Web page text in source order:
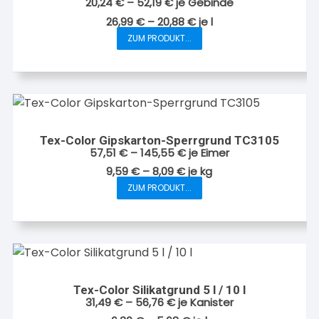
auf
der
Produktseite
werden
26,99€–20,88€jel
ZUM PRODUKT...
Dieses
weist
mehrere
Varianten
Die
Optionen
können
auf
gewählt
Tex-Color Gipskarton-Sperrgrund TC3105
57,51 €–145,55€je Eimer
9,59€–8,09€jekg
ZUM PRODUKT...
Dieses
weist
mehrere
Varianten
Die
Optionen
Tex-Color Silikatgrund 5 l / 10 l
31,49€– 56,76€je Kanister